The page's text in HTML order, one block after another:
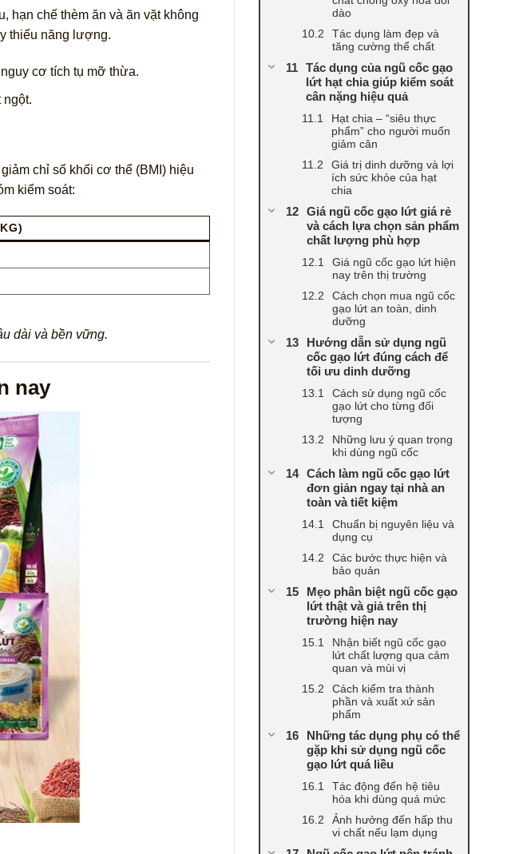
hạn chế thèm ăn và ăn vặt không
thiếu năng lượng.
cơ tích tụ mỡ thừa.
chỉ số khối cơ thể (BMI) hiệu
kiểm soát:
dài và bền vững.
nay
dào
Tác dụng làm đẹp và
tăng cường thể chất
Tác dụng của ngũ cốc gạo
lứt hạt chia giúp kiểm soát
cân nặng hiệu quả
Hạt chia – “siêu thực
phẩm” cho người muốn
giảm cân
Giá trị dinh dưỡng và lợi
ích sức khỏe của hạt
chia
Giá ngũ cốc gạo lứt giá rẻ
và cách lựa chọn sản phẩm
chất lượng phù hợp
Giá ngũ cốc gạo lứt hiện
nay trên thị trường
Cách chọn mua ngũ cốc
gạo lứt an toàn, dinh
dưỡng
Hướng dẫn sử dụng ngũ
cốc gạo lứt đúng cách để
tối ưu dinh dưỡng
Cách sử dụng ngũ cốc
gạo lứt cho từng đối
tượng
Những lưu ý quan trọng
khi dùng ngũ cốc
Cách làm ngũ cốc gạo lứt
đơn giản ngay tại nhà an
toàn và tiết kiệm
Chuẩn bị nguyên liệu và
dụng cụ
Các bước thực hiện và
bảo quản
Mẹo phân biệt ngũ cốc gạo
lứt thật và giả trên thị
trường hiện nay
Nhận biết ngũ cốc gạo
lứt chất lượng qua cảm
quan và mùi vị
Cách kiểm tra thành
phần và xuất xứ sản
phẩm
Những tác dụng phụ có thể
gặp khi sử dụng ngũ cốc
gạo lứt quá liều
Tác động đến hệ tiêu
hóa khi dùng quá mức
Ảnh hưởng đến hấp thu
vi chất nếu lạm dụng